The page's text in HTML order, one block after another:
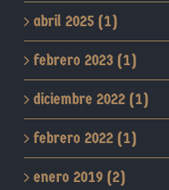
abril 2025 (1)
febrero 2023 (1)
diciembre 2022 (1)
febrero 2022 (1)
enero 2019 (2)